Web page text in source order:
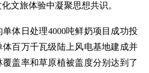
文旅体验中凝聚思想共识。
日处理4000吨鲜奶项目成功投
体百万千瓦级陆上风电基地建成并
盖率和草原植被盖度分别达到了